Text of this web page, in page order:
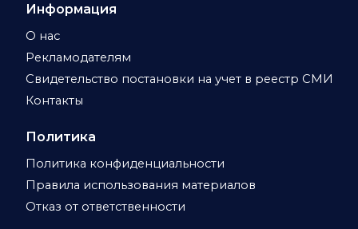
Информация
О нас
Рекламодателям
Свидетельство постановки на учет в реестр СМИ
Контакты
Политика
Политика конфиденциальности
Правила использования материалов
Отказ от ответственности